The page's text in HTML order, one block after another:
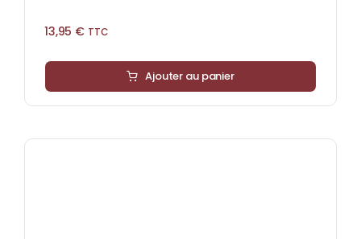
13,95 € TTC
Ajouter au panier